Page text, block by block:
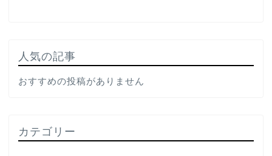
人気の記事
おすすめの投稿がありません
カテゴリー